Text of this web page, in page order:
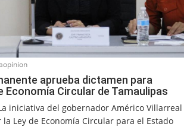
aprueba dictamen para
Economía Circular de Tamaulipas
iniciativa del gobernador Américo Villarreal
Ley de Economía Circular para el Estado